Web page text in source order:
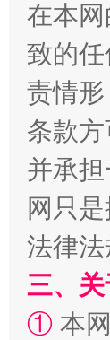
解纷
在本
致的任
责情形
条款
并承
网只
法律
三、关
① 本